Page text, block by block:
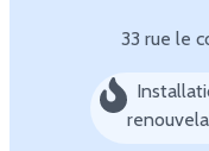
33 rue le